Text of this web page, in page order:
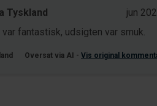
Tyskland
jun
var fantastisk, udsigten var smuk.
Oversat via AI - Vis original